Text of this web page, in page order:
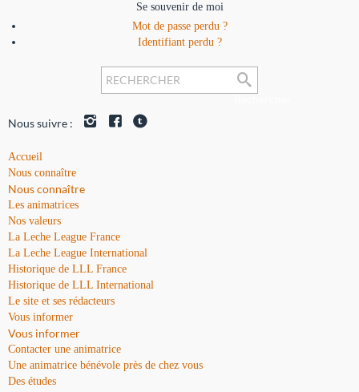
Se souvenir de moi
Mot de passe perdu ?
Identifiant perdu ?
Nous suivre :
Accueil
Nous connaître
Nous connaître
Les animatrices
Nos valeurs
La Leche League France
La Leche League International
Historique de LLL France
Historique de LLL International
Le site et ses rédacteurs
Vous informer
Vous informer
Contacter une animatrice
Une animatrice bénévole près de chez vous
Des études